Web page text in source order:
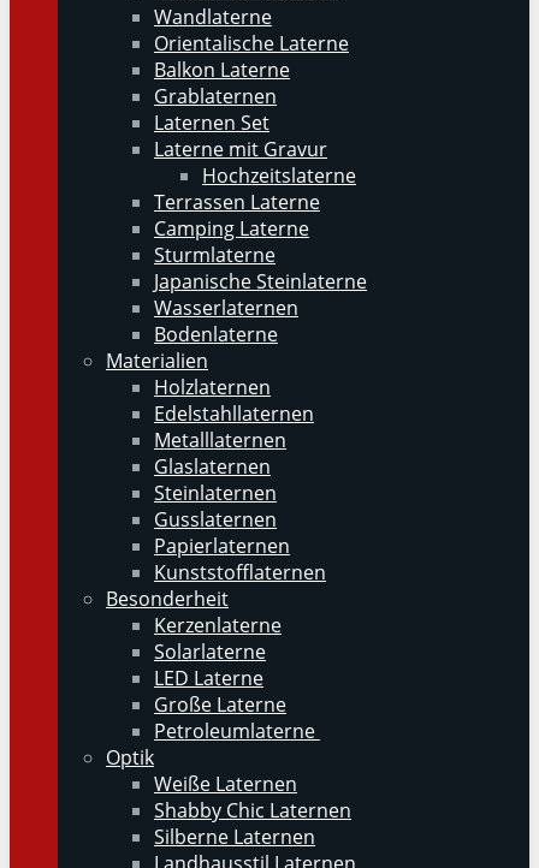
Wandlaterne
Orientalische Laterne
Balkon Laterne
Grablaternen
Laternen Set
Laterne mit Gravur
Hochzeitslaterne
Terrassen Laterne
Camping Laterne
Sturmlaterne
Japanische Steinlaterne
Wasserlaternen
Bodenlaterne
Materialien
Holzlaternen
Edelstahllaternen
Metalllaternen
Glaslaternen
Steinlaternen
Gusslaternen
Papierlaternen
Kunststofflaternen
Besonderheit
Kerzenlaterne
Solarlaterne
LED Laterne
Große Laterne
Petroleumlaterne
Optik
Weiße Laternen
Shabby Chic Laternen
Silberne Laternen